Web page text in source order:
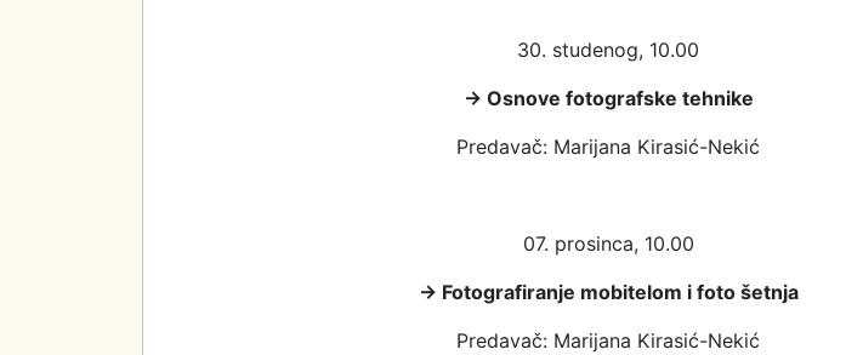
30. studenog, 10.00
→ Osnove fotografske tehnike
Predavač: Marijana Kirasić-Nekić
07. prosinca, 10.00
→ Fotografiranje mobitelom i foto šetnja
Predavač: Marijana Kirasić-Nekić